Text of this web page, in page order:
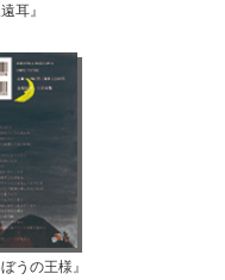
耳』
うの王様』